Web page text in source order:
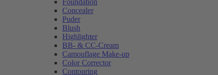
Foundation
Concealer
Puder
Blush
Highlighter
BB- & CC-Cream
Camouflage Make-up
Color Corrector
Contouring